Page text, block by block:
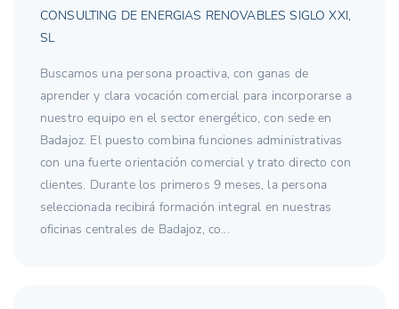
CONSULTING DE ENERGIAS RENOVABLES SIGLO XXI,
SL
Buscamos una persona proactiva, con ganas de
aprender y clara vocación comercial para incorporarse a
nuestro equipo en el sector energético, con sede en
Badajoz. El puesto combina funciones administrativas
con una fuerte orientación comercial y trato directo con
clientes. Durante los primeros 9 meses, la persona
seleccionada recibirá formación integral en nuestras
oficinas centrales de Badajoz, co...